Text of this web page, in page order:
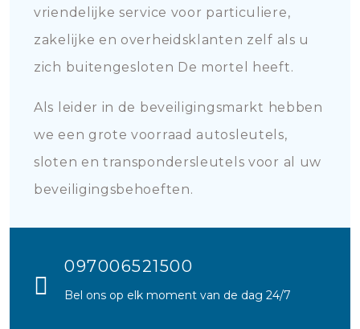
vriendelijke service voor particuliere,
zakelijke en overheidsklanten zelf als u
zich buitengesloten De mortel heeft.
Als leider in de beveiligingsmarkt hebben
we een grote voorraad autosleutels,
sloten en transpondersleutels voor al uw
beveiligingsbehoeften.
097006521500
Bel ons op elk moment van de dag 24/7